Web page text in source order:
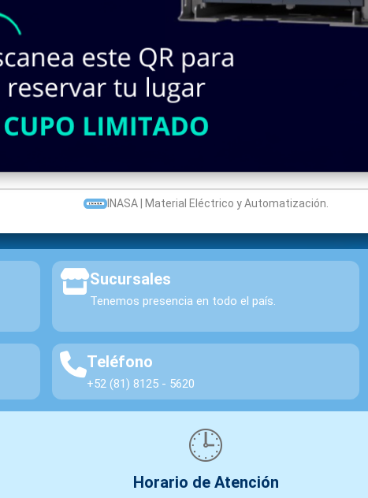
H091UI-185 MANIJA
CON ENTRADA NP
Lista de Productos a cotizar:
INASA | Material Eléctrico y Automatización.
Sucursales
Tenemos presencia en todo el país.
Teléfono
+52 (81) 8125 - 5620
🕒
Horario de Atención